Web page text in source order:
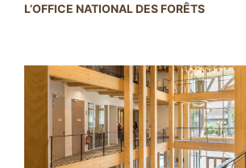
L’OFFICE NATIONAL DES FORÊTS